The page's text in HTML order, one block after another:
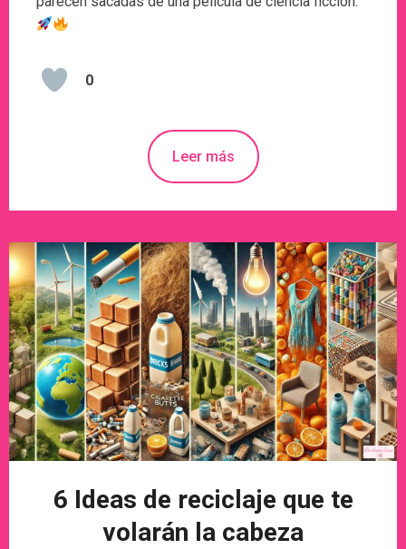
0
Leer más
6 Ideas de reciclaje que te
volarán la cabeza